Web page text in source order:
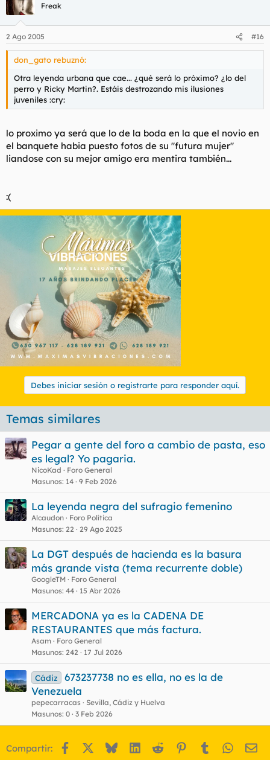
Freak
2 Ago 2005 #16
don_gato rebuznó:
Otra leyenda urbana que cae... ¿qué será lo próximo? ¿lo del
perro y Ricky Martin?. Estáis destrozando mis ilusiones
juveniles :cry:
lo proximo ya será que lo de la boda en la que el novio en
el banquete habia puesto fotos de su "futura mujer"
liandose con su mejor amigo era mentira también...
:(
Debes iniciar sesión o registrarte para responder aquí.
Temas similares
Pegar a gente del foro a cambio de pasta, eso
es legal? Yo pagaria.
NicoKad
Foro General
Masunos 14 9 Feb 2026
La leyenda negra del sufragio femenino
Alcaudon
Foro Política
Masunos 22 29 Ago 2025
La DGT después de hacienda es la basura
más grande vista (tema recurrente doble)
GoogleTM
Foro General
Masunos 44 15 Abr 2026
MERCADONA ya es la CADENA DE
RESTAURANTES que más factura.
Asam
Foro General
Masunos 242 17 Jul 2026
Cádiz
673237738 no es ella, no es la de
Venezuela
pepecarracas Sevilla, Cádiz y Huelva
Masunos 0 3 Feb 2026
Compartir: Facebook BlueskyLinkedIn
Reddit Pinterest
Tumblr